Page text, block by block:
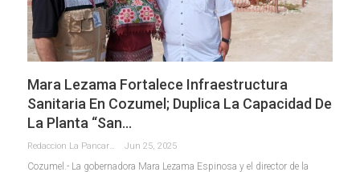
Mara Lezama Fortalece Infraestructura
Sanitaria En Cozumel; Duplica La Capacidad De
La Planta “San…
Redaccion La Pancarta De Quintana Roo Jun 25, 2025
Cozumel.- La gobernadora Mara Lezama Espinosa y el director de la